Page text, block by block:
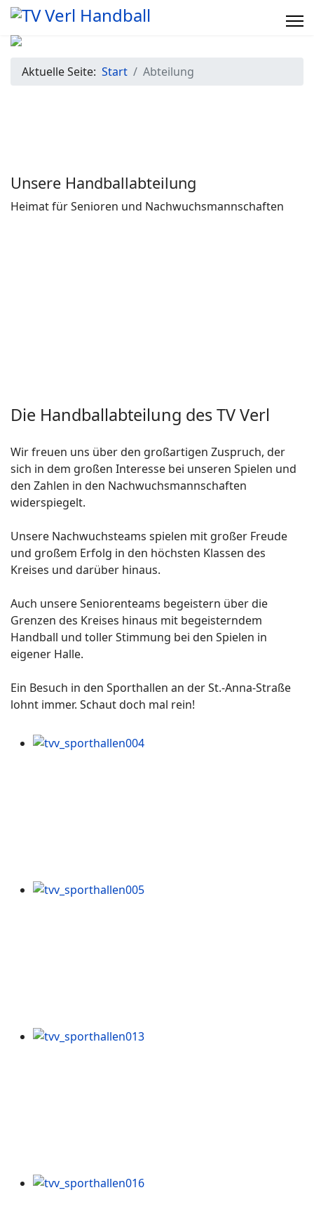
Aktuelle Seite: Start Abteilung
Unsere Handballabteilung
Heimat für Senioren und Nachwuchsmannschaften
Die Handballabteilung des TV Verl
Wir freuen uns über den großartigen Zuspruch, der
sich in dem großen Interesse bei unseren Spielen und
den Zahlen in den Nachwuchsmannschaften
widerspiegelt.
Unsere Nachwuchsteams spielen mit großer Freude
und großem Erfolg in den höchsten Klassen des
Kreises und darüber hinaus.
Auch unsere Seniorenteams begeistern über die
Grenzen des Kreises hinaus mit begeisterndem
Handball und toller Stimmung bei den Spielen in
eigener Halle.
Ein Besuch in den Sporthallen an der St.-Anna-Straße
lohnt immer. Schaut doch mal rein!